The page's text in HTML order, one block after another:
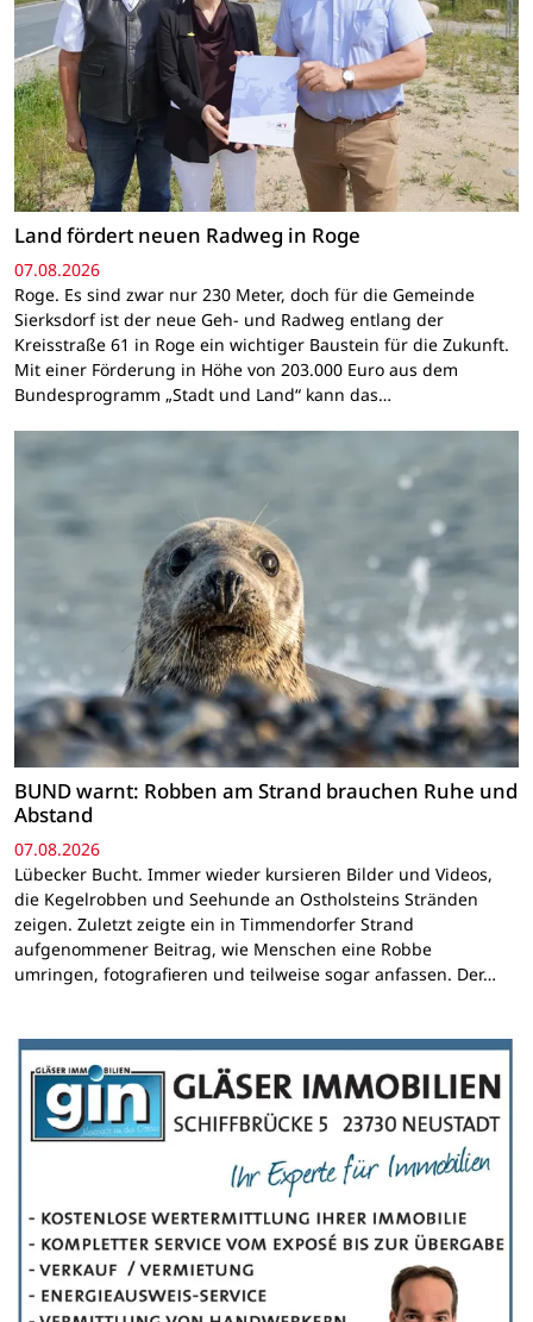
Land fördert neuen Radweg in Roge
07.08.2026
Roge. Es sind zwar nur 230 Meter, doch für die Gemeinde
Sierksdorf ist der neue Geh- und Radweg entlang der
Kreisstraße 61 in Roge ein wichtiger Baustein für die Zukunft.
Mit einer Förderung in Höhe von 203.000 Euro aus dem
Bundesprogramm „Stadt und Land“ kann das…
BUND warnt: Robben am Strand brauchen Ruhe und
Abstand
07.08.2026
Lübecker Bucht. Immer wieder kursieren Bilder und Videos,
die Kegelrobben und Seehunde an Ostholsteins Stränden
zeigen. Zuletzt zeigte ein in Timmendorfer Strand
aufgenommener Beitrag, wie Menschen eine Robbe
umringen, fotografieren und teilweise sogar anfassen. Der…